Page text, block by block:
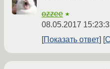
ozzee ★
08.05.2017
Показать ответ